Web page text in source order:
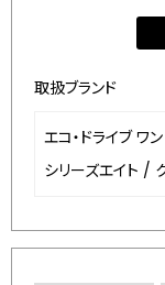
取扱ブランド
エコ・ドライブ ワン
シリーズエイト /